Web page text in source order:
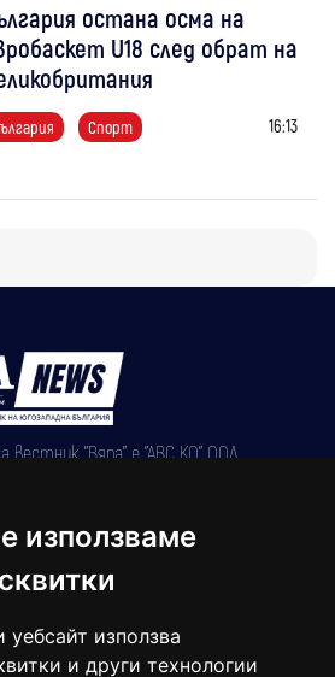
използваме
уебсайт използва
и други технологии
остана осма на
U18 след обрат на
Спорт 16:13
вестник "Вяра" е "АВС КО" ООД,
година.
43